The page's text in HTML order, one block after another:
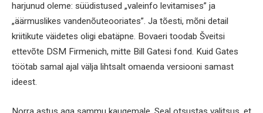
harjunud oleme: süüdistused „valeinfo levitamises” ja
„äärmuslikes vandenõuteooriates”. Ja tõesti, mõni detail
kriitikute väidetes oligi ebatäpne. Bovaeri toodab Šveitsi
ettevõte DSM Firmenich, mitte Bill Gatesi fond. Kuid Gates
töötab samal ajal välja lihtsalt omaenda versiooni samast
ideest.